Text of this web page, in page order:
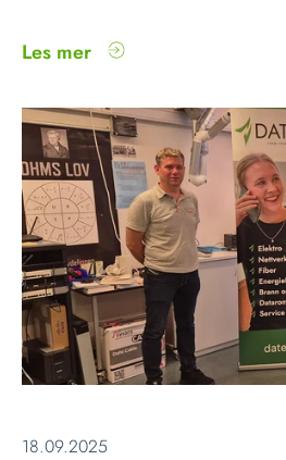
Les mer
18.09.2025